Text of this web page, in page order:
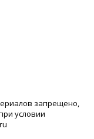
запрещено,
условии